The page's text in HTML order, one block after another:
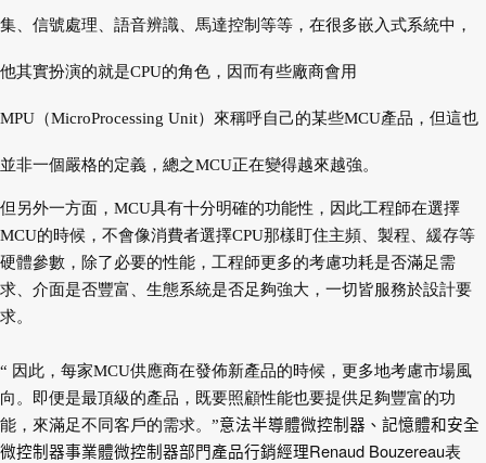
集、信號處理、語音辨識、馬達控制等等，在很多嵌入式系統中，
他其實扮演的就是CPU的角色，因而有些廠商會用
MPU（MicroProcessing Unit）來稱呼自己的某些MCU產品，但這也
並非一個嚴格的定義，總之MCU正在變得越來越強。
但另外一方面，MCU具有十分明確的功能性，因此工程師在選擇
MCU的時候，不會像消費者選擇CPU那樣盯住主頻、製程、緩存等
硬體參數，除了必要的性能，工程師更多的考慮功耗是否滿足需
求、介面是否豐富、生態系統是否足夠強大，一切皆服務於設計要
求。
“ 因此，每家MCU供應商在發佈新產品的時候，更多地考慮市場風
向。即便是最頂級的產品，既要照顧性能也要提供足夠豐富的功
能，來滿足不同客戶的需求。”意法半導體微控制器、記憶體和安全
微控制器事業體微控制器部門產品行銷經理Renaud Bouzereau表